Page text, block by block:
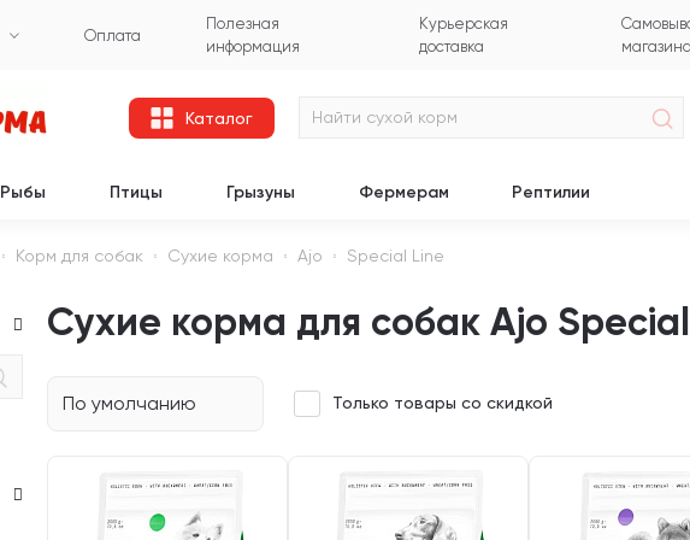
Оплата
Полезная
информация
Курьерская
доставка
Каталог
Рыбы Птицы Грызуны Фермерам Рептилии
Корм для собак Сухие корма Ajo Special Line
Сухие корма для собак Ajo
По умолчанию Только товары со скидкой